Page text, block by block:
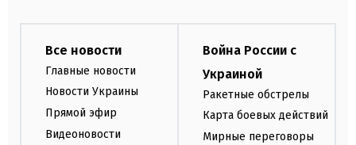
Все новости
Главные новости
Новости Украины
Прямой эфир
Видеоновости
Война России с
Украиной
Ракетные обстрелы
Карта боевых действий
Мирные переговоры